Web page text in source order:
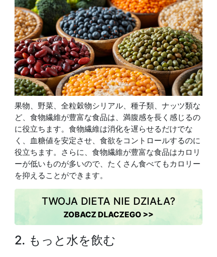
果物、野菜、全粒穀物シリアル、種子類、ナッツ類な
ど、食物繊維が豊富な食品は、満腹感を長く感じるの
に役立ちます。食物繊維は消化を遅らせるだけでな
く、血糖値を安定させ、食欲をコントロールするのに
役立ちます。さらに、食物繊維が豊富な食品はカロリ
ーが低いものが多いので、たくさん食べてもカロリー
を抑えることができます。
TWOJA DIETA NIE DZIAŁA?
ZOBACZ DLACZEGO >>
2. もっと水を飲む